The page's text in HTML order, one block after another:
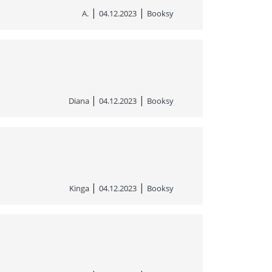
A. | 04.12.2023 | Booksy
Diana | 04.12.2023 | Booksy
Kinga | 04.12.2023 | Booksy